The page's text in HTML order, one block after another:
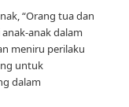
“Orang tua dan
anak dalam
meniru perilaku
untuk
dalam